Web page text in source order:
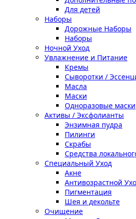
Для детей
Наборы
Дорожные Наборы
Наборы
Ночной Уход
Увлажнение и Питание
Кремы
Сыворотки /
Масла
Маски
Одноразовые маски
Активы / Эксфолианты
Энзимная пудра
Пилинги
Скрабы
Средства
Специальный Уход
Акне
Антивозрастной
Пигментация
Шея и декольте
Очищение